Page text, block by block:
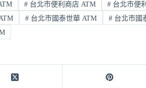
#台北市便利商店 ATM # 台北市便
#台北市國泰世華 ATM #台北市國